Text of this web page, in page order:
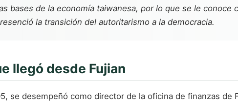
bases de la economía taiwanesa, por lo que se le
la transición del autoritarismo a la democracia.
llegó desde Fujian
se desempeñó como director de la oficina de finanzas